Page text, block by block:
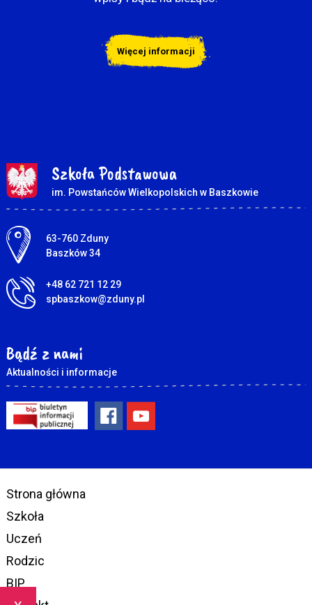
Więcej informacji
Szkoła Podstawowa
im. Powstańców Wielkopolskich w Baszkowie
Adres pocztowy:
63-760 Zduny
Baszków 34
+48 62 721 12 29
spbaszkow@zduny.pl
Bądź z nami
Aktualności i informacje
Strona główna
Szkoła
Uczeń
Rodzic
BIP